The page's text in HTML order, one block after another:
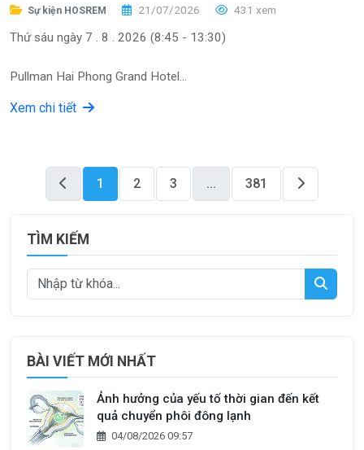
Sự kiện HOSREM 21/07/2026 431 xem
Thứ sáu ngày 7 . 8 . 2026 (8:45 - 13:30)
Pullman Hai Phong Grand Hotel
Xem chi tiết
1 2 3 ... 381
TÌM KIẾM
BÀI VIẾT MỚI NHẤT
Ảnh hưởng của yếu tố thời gian đến kết
quả chuyển phôi đông lạnh
04/08/2026 09:57